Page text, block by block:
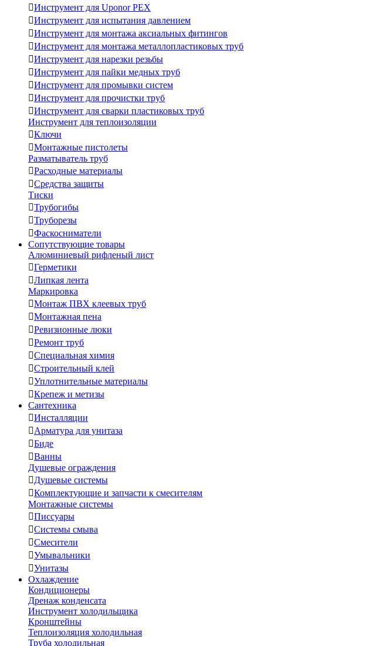
Инструмент для Uponor PEX
Инструмент для испытания давлением
Инструмент для монтажа аксиальных фитингов
Инструмент для монтажа металлопластиковых труб
Инструмент для нарезки резьбы
Инструмент для пайки медных труб
Инструмент для промывки систем
Инструмент для прочистки труб
Инструмент для сварки пластиковых труб
Инструмент для теплоизоляции
Ключи
Монтажные пистолеты
Разматыватель труб
Расходные материалы
Средства защиты
Тиски
Трубогибы
Труборезы
Фаскосниматели
Сопутствующие товары
Алюминиевый рифленый лист
Герметики
Липкая лента
Маркировка
Монтаж ПВХ клеевых труб
Монтажная пена
Ревизионные люки
Ремонт труб
Специальная химия
Строительный клей
Уплотнительные материалы
Крепеж и метизы
Сантехника
Инсталляции
Арматура для унитаза
Биде
Ванны
Душевые ограждения
Душевые системы
Комплектующие и запчасти к смесителям
Монтажные системы
Писсуары
Системы смыва
Смесители
Умывальники
Унитазы
Охлаждение
Кондиционеры
Дренаж конденсата
Инструмент холодильщика
Кронштейны
Теплоизоляция холодильная
Труба холодильная